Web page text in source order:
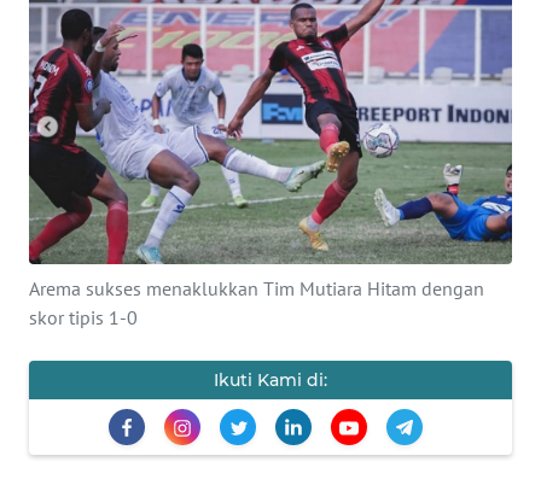
Arema sukses menaklukkan Tim Mutiara Hitam dengan
skor tipis 1-0
Ikuti Kami di:
SAINS-TEKNO
KESEHATAN
INTERNASIONAL
SERBA-SERBI
PENDIDIKAN
OPINI